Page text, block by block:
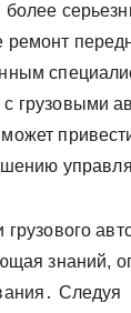
грузовыми
знаний,
Следуя